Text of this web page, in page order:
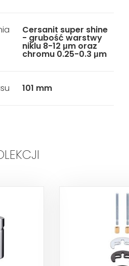
Cersanit super shine
- grubość warstwy
niklu 8-12 μm oraz
chromu 0.25-0.3 μm
101 mm